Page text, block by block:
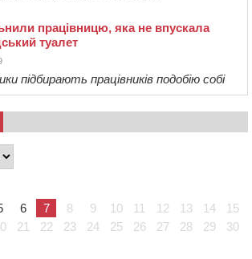
працівницю, яка не впускала
туалет
підбирають працівників подобію собі
6 7 8 9 10 11 12 13 14
15
21 22 23 24 25 26 27 28 29
30